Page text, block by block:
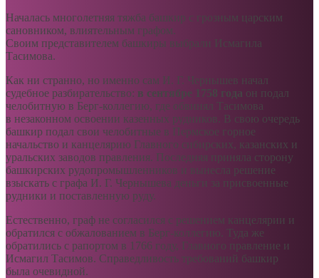
Началась многолетняя тяжба башкир с грозным царским
сановником, влиятельным графом.
Своим представителем башкиры выбрали Исмагила
Тасимова.
Как ни странно, но именно сам И. Г. Чернышев начал
судебное разбирательство: в сентябре 1758 года он подал
челобитную в Берг-коллегию, где обвинял Тасимова
в незаконном освоении казенных рудников. В свою очередь
башкир подал свои челобитные в Пермское горное
начальство и канцелярию Главного сибирских, казанских и
уральских заводов правления. Последняя приняла сторону
башкирских рудопромышленников и вынесла решение
взыскать с графа И. Г. Чернышева деньги за присвоенные
рудники и поставленную руду.
Естественно, граф не согласился с решением канцелярии и
обратился с обжалованием в Берг-коллегию. Туда же
обратились с рапортом в 1766 году, Главного правление и
Исмагил Тасимов. Справедливость требований башкир
была очевидной.